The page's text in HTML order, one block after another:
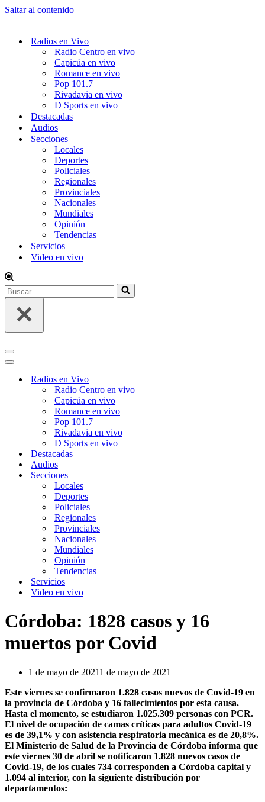
Saltar al contenido
Radios en Vivo
Radio Centro en vivo
Capicúa en vivo
Romance en vivo
Pop 101.7
Rivadavia en vivo
D Sports en vivo
Destacadas
Audios
Secciones
Locales
Deportes
Policiales
Regionales
Provinciales
Nacionales
Mundiales
Opinión
Tendencias
Servicios
Video en vivo
Buscar...
Menú
de
Menú
navegaciónRadios en Vivo
Radio Centro en vivo
Capicúa en vivo
Romance en vivo
Pop 101.7
Rivadavia en vivo
D Sports en vivo
Destacadas
Audios
Secciones
Locales
Deportes
Policiales
Regionales
Provinciales
Nacionales
Mundiales
Opinión
Tendencias
Servicios
Video en vivo
Córdoba: 1828 casos y 16
muertos por Covid
1 de mayo de 20211 de mayo de 2021
Este viernes se confirmaron 1.828 casos nuevos de Covid-19 en
la provincia de Córdoba y 16 fallecimientos por esta causa.
Hasta el momento, se estudiaron 1.025.309 personas con PCR.
El nivel de ocupación de camas críticas para adultos Covid-19
es de 39,1% y con asistencia respiratoria mecánica es de 20,8%.
El Ministerio de Salud de la Provincia de Córdoba informa que
este viernes 30 de abril se notificaron 1.828 nuevos casos de
Covid-19, de los cuales 734 corresponden a Córdoba capital y
1.094 al interior, con la siguiente distribución por
departamentos: